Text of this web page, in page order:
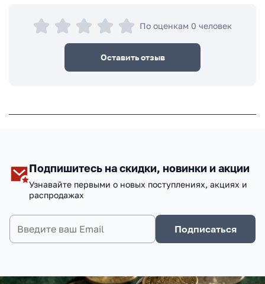
По оценкам 0 человек
Оставить отзыв
Подпишитесь на скидки, новинки и акции
Узнавайте первыми о новых поступлениях, акциях и
распродажах
Подписаться